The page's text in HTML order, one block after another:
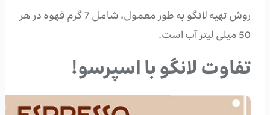
روش تهیه لانگو به طور معمول، شامل 7 گرم قهوه در هر
50 میلی لیتر آب است.
تفاوت لانگو با اسپرسو!